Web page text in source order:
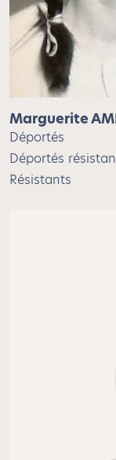
Marguerite
Déportés
Déportés
Résistants